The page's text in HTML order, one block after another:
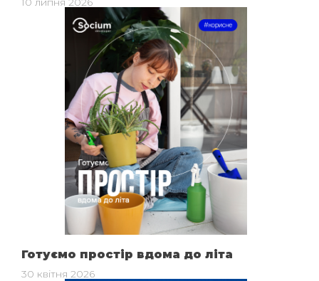
Готуємо простір вдома до літа
30 квітня 2026